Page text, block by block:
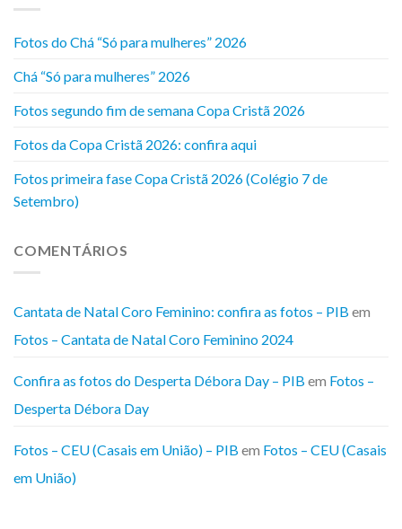
Fotos do Chá “Só para mulheres” 2026
Chá “Só para mulheres” 2026
Fotos segundo fim de semana Copa Cristã 2026
Fotos da Copa Cristã 2026: confira aqui
Fotos primeira fase Copa Cristã 2026 (Colégio 7 de
Setembro)
COMENTÁRIOS
Cantata de Natal Coro Feminino: confira as fotos – PIB em
Fotos – Cantata de Natal Coro Feminino 2024
Confira as fotos do Desperta Débora Day – PIB em Fotos –
Desperta Débora Day
Fotos – CEU (Casais em União) – PIB em Fotos – CEU (Casais
em União)